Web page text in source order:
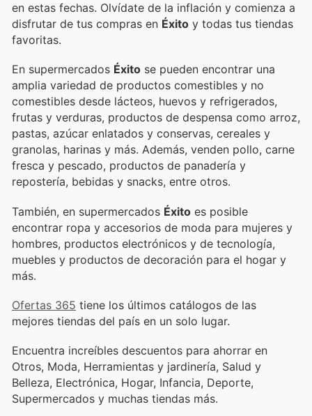
en estas fechas. Olvídate de la inflación y comienza a
disfrutar de tus compras en Éxito y todas tus tiendas
favoritas.
En supermercados Éxito se pueden encontrar una
amplia variedad de productos comestibles y no
comestibles desde lácteos, huevos y refrigerados,
frutas y verduras, productos de despensa como arroz,
pastas, azúcar enlatados y conservas, cereales y
granolas, harinas y más. Además, venden pollo, carne
fresca y pescado, productos de panadería y
repostería, bebidas y snacks, entre otros.
También, en supermercados Éxito es posible
encontrar ropa y accesorios de moda para mujeres y
hombres, productos electrónicos y de tecnología,
muebles y productos de decoración para el hogar y
más.
Ofertas 365 tiene los últimos catálogos de las
mejores tiendas del país en un solo lugar.
Encuentra increíbles descuentos para ahorrar en
Otros, Moda, Herramientas y jardinería, Salud y
Belleza, Electrónica, Hogar, Infancia, Deporte,
Supermercados y muchas tiendas más.